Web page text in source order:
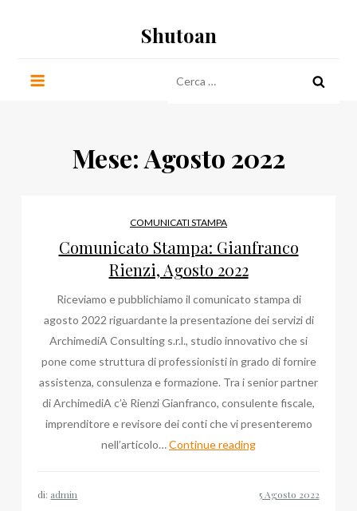
Shutoan
per:
Mese:Agosto 2022
COMUNICATI STAMPA
Comunicato Stampa: Gianfranco
Rienzi, Agosto 2022
Riceviamo e pubblichiamo il comunicato stampa di
agosto 2022 riguardante la presentazione dei servizi di
ArchimediA Consulting s.r.l., studio innovativo che si
pone come struttura di professionisti in grado di fornire
assistenza, consulenza e formazione. Tra i senior partner
di ArchimediA c’è Rienzi Gianfranco, consulente fiscale,
imprenditore e revisore dei conti che vi presenteremo
nell’articolo…Continue readingComunicato
di: admin